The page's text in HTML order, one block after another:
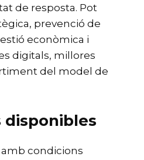
de resposta. Pot
prevenció de
econòmica i
digitals, millores
del model de
disponibles
condicions